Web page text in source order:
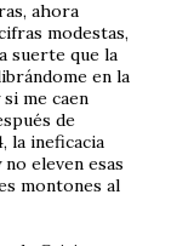
ahora
modestas,
suerte que la
en la
me caen
de
la ineficacia
eleven esas
montones al